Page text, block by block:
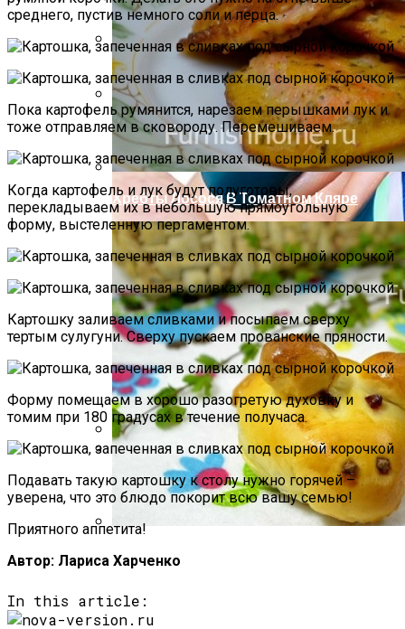
Компактно, Красиво, Удобно: 7
Нестандартных Идей Для Хранения
Обуви
Какие Растения Сажать Для Удачи,
Любви И Богатства
Летний Маникюр В Пляжном Стиле
Маникюр С Разноцветными
Стрелочками
Хребты Лосося В Томатном Кляре
Пирожки С Мясом «Поросята»
среднего, пустив немного соли и перца.
Пока картофель румянится, нарезаем перышками лук и
тоже отправляем в сковороду. Перемешиваем.
Когда картофель и лук будут полуготовы,
перекладываем их в небольшую прямоугольную
форму, выстеленную пергаментом.
Картошку заливаем сливками и посыпаем сверху
тертым сулугуни. Сверху пускаем прованские пряности.
Форму помещаем в хорошо разогретую духовку и
томим при 180 градусах в течение получаса.
Подавать такую картошку к столу нужно горячей –
уверена, что это блюдо покорит всю вашу семью!
Приятного аппетита!
Автор: Лариса Харченко
In this article: